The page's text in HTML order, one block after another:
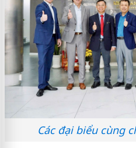
Các đại biểu cùng